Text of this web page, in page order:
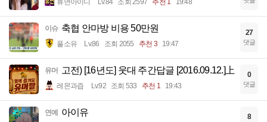
휴면아이디 Lv.84 조회 2597 추천 1 19:48
이슈 축협 안마방 비용 50만원
풀소유 Lv.86 조회 2055 추천 3 19:47
27
댓글
유머 고전) [16년도] 웃대 주간답글 [2016.09.12.]上
레몬과즙 Lv.92 조회 533 추천 1 19:43
0
댓글
연예 아이유 8